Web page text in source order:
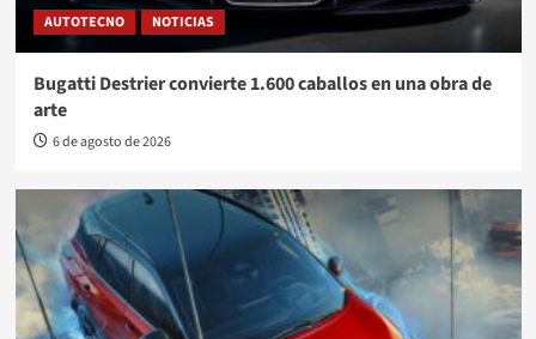
AUTOTECNO NOTICIAS
Bugatti Destrier convierte 1.600 caballos en una obra de
arte
6 de agosto de 2026